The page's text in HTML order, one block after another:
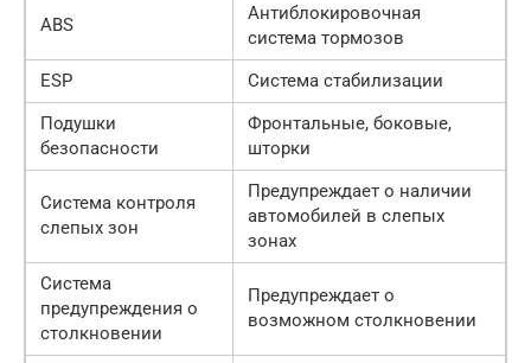
ABS
Антиблокировочная
система тормозов
ESP
Система стабилизации
Подушки
безопасности
Фронтальные, боковые,
шторки
Система контроля
слепых зон
Предупреждает о наличии
автомобилей в слепых
зонах
Система
предупреждения о
столкновении
Предупреждает о
возможном столкновении